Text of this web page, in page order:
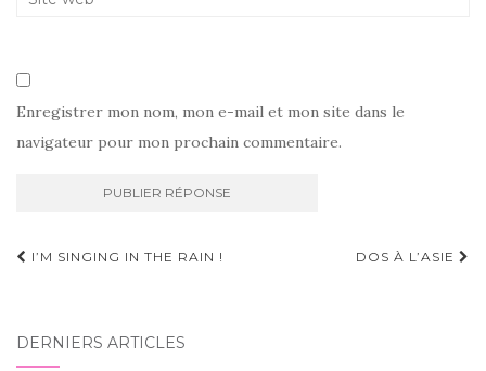
Enregistrer mon nom, mon e-mail et mon site dans le
navigateur pour mon prochain commentaire.
Navigation
I’M SINGING IN THE RAIN ! DOS À L’ASIE
DERNIERS ARTICLES